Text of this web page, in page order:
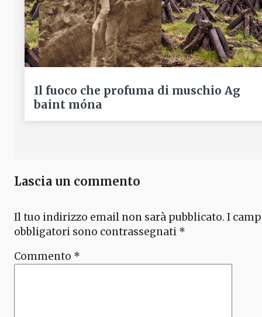
Il fuoco che profuma di muschio Ag
baint móna
Lascia un commento
Il tuo indirizzo email non sarà pubblicato. I
obbligatori sono contrassegnati *
Commento *